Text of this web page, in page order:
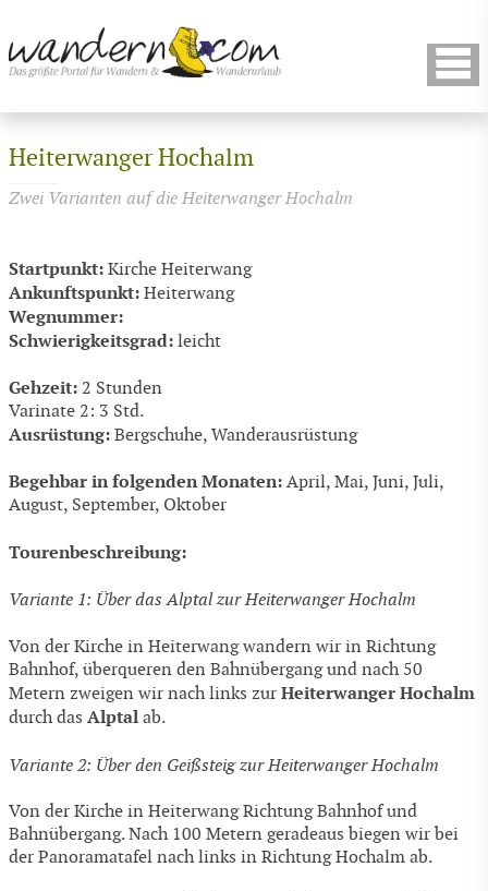
Heiterwanger Hochalm
Zwei Varianten auf die Heiterwanger Hochalm
Startpunkt: Kirche Heiterwang
Ankunftspunkt: Heiterwang
Wegnummer:
Schwierigkeitsgrad: leicht
Gehzeit: 2 Stunden
Varinate 2: 3 Std.
Ausrüstung: Bergschuhe, Wanderausrüstung
Begehbar in folgenden Monaten: April, Mai, Juni, Juli,
August, September, Oktober
Tourenbeschreibung:
Variante 1: Über das Alptal zur Heiterwanger Hochalm
Von der Kirche in Heiterwang wandern wir in Richtung
Bahnhof, überqueren den Bahnübergang und nach 50
Metern zweigen wir nach links zur Heiterwanger Hochalm
durch das Alptal ab.
Variante 2: Über den Geißsteig zur Heiterwanger Hochalm
Von der Kirche in Heiterwang Richtung Bahnhof und
Bahnübergang. Nach 100 Metern geradeaus biegen wir bei
der Panoramatafel nach links in Richtung Hochalm ab.